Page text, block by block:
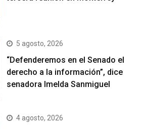
5 agosto, 2026
“Defenderemos en el Senado el
derecho a la información”, dice
senadora Imelda Sanmiguel
4 agosto, 2026